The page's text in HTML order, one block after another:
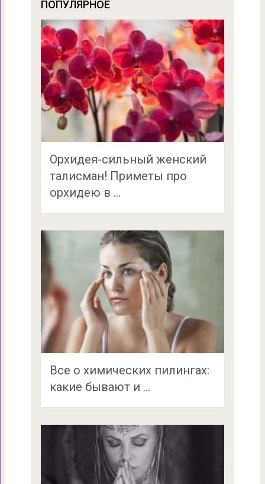
ПОПУЛЯРНОЕ
Орхидея-сильный женский
талисман! Приметы про
орхидею в …
Все о химических пилингах:
какие бывают и …